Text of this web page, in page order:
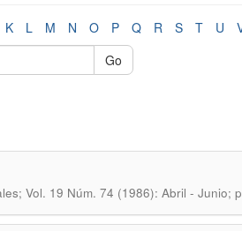
K L M N O P Q R S T U
Go
Vol. 19 Núm. 74 (1986): Abril - Junio;